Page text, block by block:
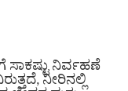
ನಿರ್ವಹಣೆ
ನೀರಿನಲ್ಲಿ